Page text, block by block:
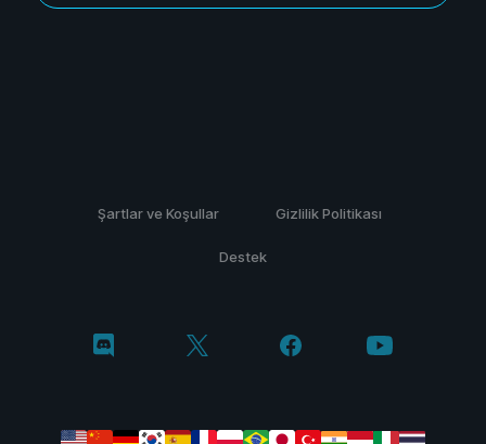
Şartlar ve Koşullar Gizlilik Politikası
Destek